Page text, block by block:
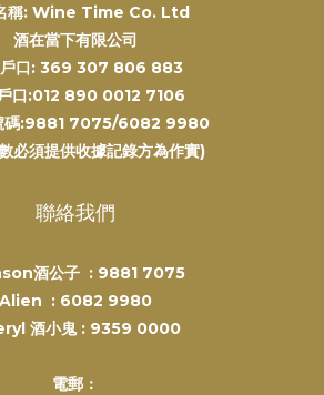
稱: Wine Time Co. Ltd
酒在當下有限公司
戶口: 369 307 806 883
口:012 890 0012 7106
碼:9881 7075/6082 9980
必須提供收據記錄方為作實)
聯絡我們
酒公子 : 9881 7075
Alien : 6082 9980
酒小鬼 : 9359 0000
電郵：